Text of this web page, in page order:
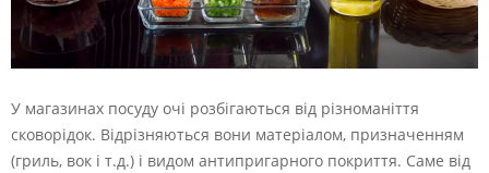
У магазинах посуду очі розбігаються від різноманіття
сковорідок. Відрізняються вони матеріалом, призначенням
(гриль, вок і т.д.) і видом антипригарного покриття. Саме від